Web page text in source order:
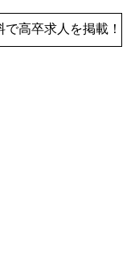
で高卒求人を掲載！